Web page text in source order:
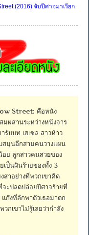
(2016) จับปีศาจมาเรียก
Street: คือหนัง
ผสานระหว่างหนังจาร
รับบท เฮเซล สาวห้าว
สมุนอีกสามคนวางแผน
อย ลูกสาวคนสวยของ
เป็นฝันร้ายของทั้ง 3
สาอย่างที่พวกเขาคิด
จะปลดปล่อยปีศาจร้ายที่
ก๊งที่ลักพาตัวเธอมาตก
วกเขาไม่รู้เลยว่ากำลัง